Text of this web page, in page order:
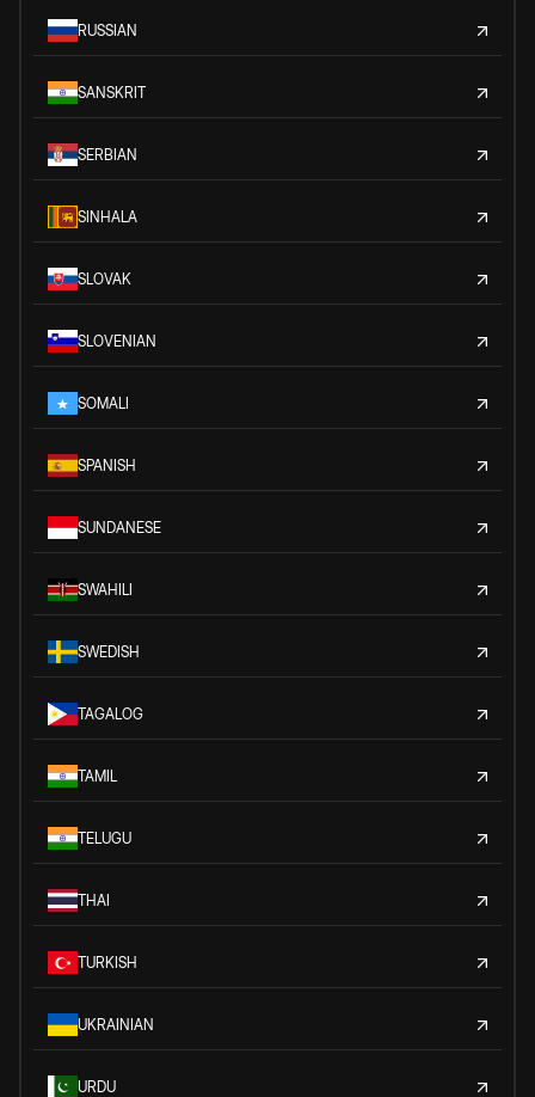
RUSSIAN
SANSKRIT
SERBIAN
SINHALA
SLOVAK
SLOVENIAN
SOMALI
SPANISH
SUNDANESE
SWAHILI
SWEDISH
TAGALOG
TAMIL
TELUGU
THAI
TURKISH
UKRAINIAN
URDU